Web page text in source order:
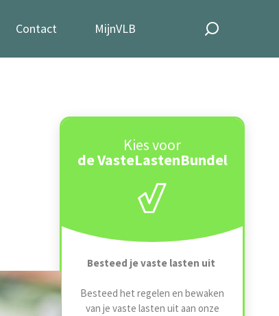
Contact MijnVLB
Kies voor
de VasteLastenBundel
Besteed je vaste lasten uit
Besteed het regelen en bewaken
van je vaste lasten uit aan onze